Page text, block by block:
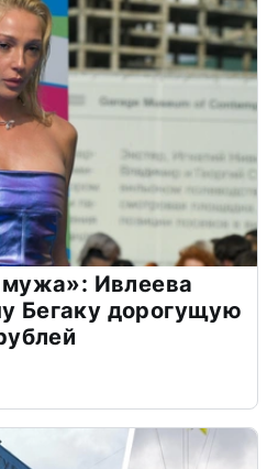
мужа»: Ивлеева
Бегаку дорогущую